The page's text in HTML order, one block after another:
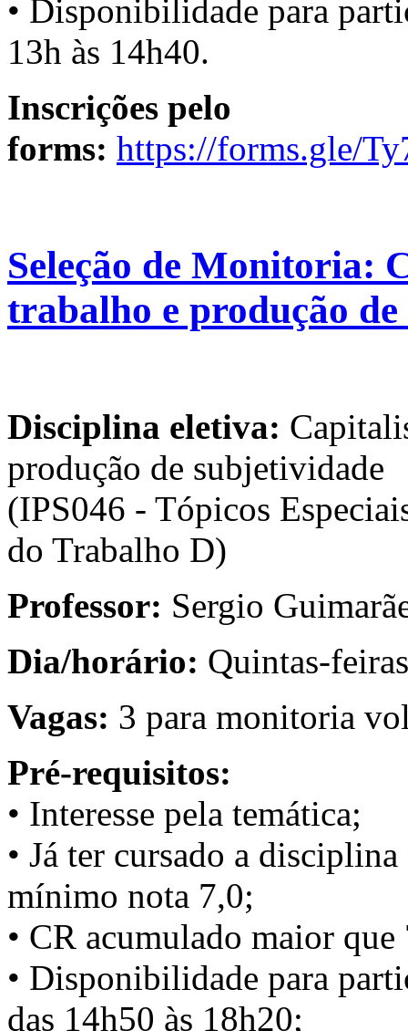
• Disponibilidade para
13h às 14h40.
Inscrições pelo
forms: https://forms.gle/
Seleção de Monitoria:
trabalho e produção
Disciplina eletiva:
produção de subjetividade
(IPS046 - Tópicos
do Trabalho D)
Professor: Sergio
Dia/horário: Quintas-
Vagas: 3 para monitoria
Pré-requisitos:
• Interesse pela temática;
• Já ter cursado a
mínimo nota 7,0;
• CR acumulado maior que
• Disponibilidade para
das 14h50 às 18h20;